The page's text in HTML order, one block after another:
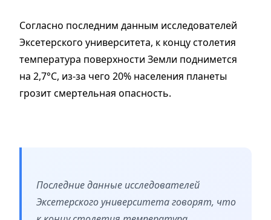
Согласно последним данным исследователей
Эксетерского университета, к концу столетия
температура поверхности Земли поднимется
на 2,7°С, из-за чего 20% населения планеты
грозит смертельная опасность.
Последние данные исследователей
Эксетерского университета говорят, что